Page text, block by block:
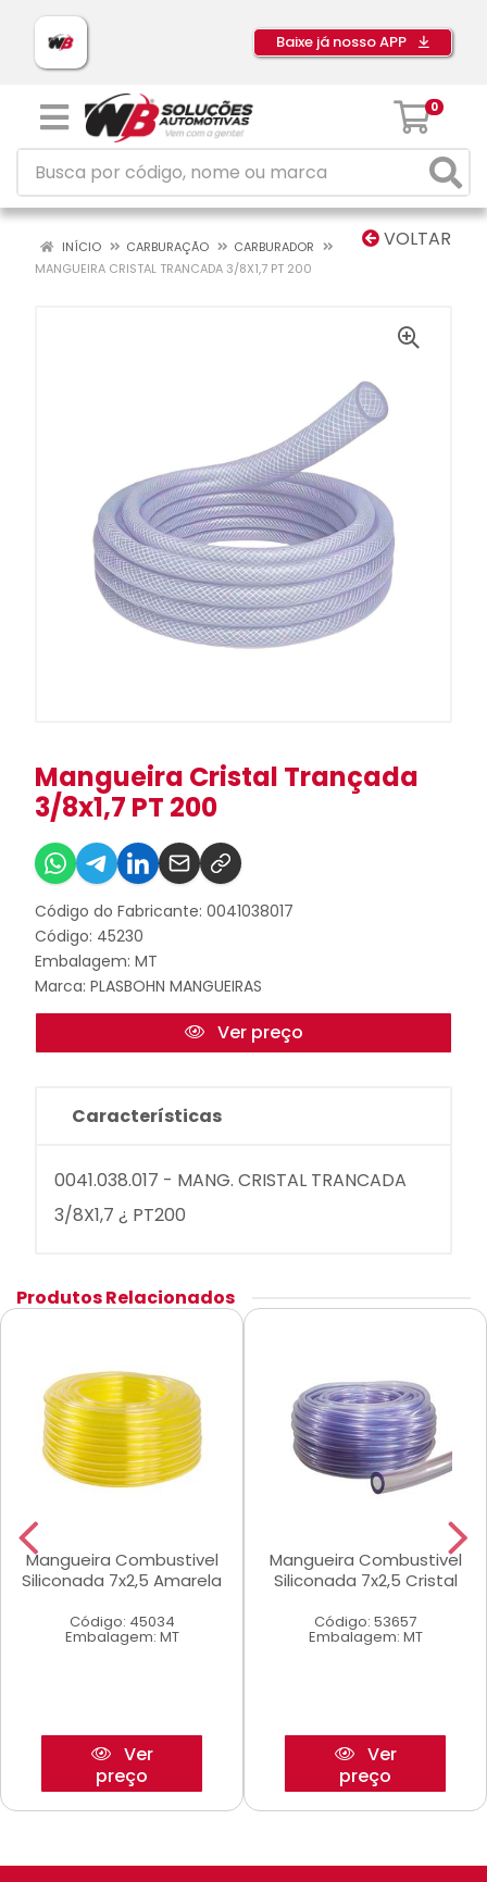
Baixe já nosso APP
0
VOLTAR
INÍCIO CARBURAÇÃO
CARBURADOR
MANGUEIRA CRISTAL TRANCADA 3/8X1,7 PT 200
Mangueira Cristal Trançada
3/8x1,7 PT 200
Código do Fabricante: 0041038017
Código: 45230
Embalagem: MT
Marca: PLASBOHN MANGUEIRAS
Ver preço
Características
0041.038.017 - MANG. CRISTAL TRANCADA
3/8X1,7 ¿ PT200
Produtos Relacionados
Mangueira Combustivel
Siliconada 7x2,5 Amarela
Código: 45034
Embalagem: MT
Ver
preço
Mangueira Combustivel
Siliconada 7x2,5 Cristal
Código: 53657
Embalagem: MT
Ver
preço